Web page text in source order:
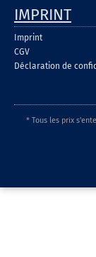
IMPRINT
Imprint
CGV
Déclaration de
* Tous les prix